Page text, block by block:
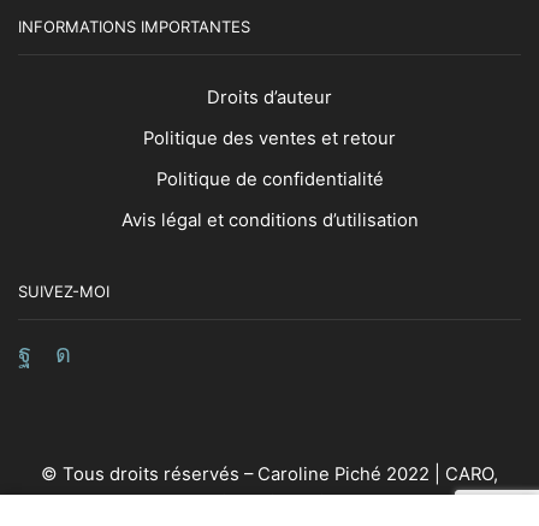
INFORMATIONS IMPORTANTES
Droits d’auteur
Politique des ventes et retour
Politique de confidentialité
Avis légal et conditions d’utilisation
SUIVEZ-MOI
Facebook
Instagram
© Tous droits réservés – Caroline Piché 2022 | CARO,
Artiste Vibratoire